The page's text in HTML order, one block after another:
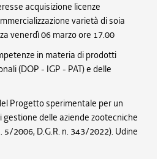
acquisizione licenze
varietà di soia
venerdì 06 marzo ore 17.00
in materia di prodotti
(DOP - IGP - PAT) e delle
Progetto sperimentale per un
delle aziende zootecniche
5/2006, D.G.R. n. 343/2022). Udine